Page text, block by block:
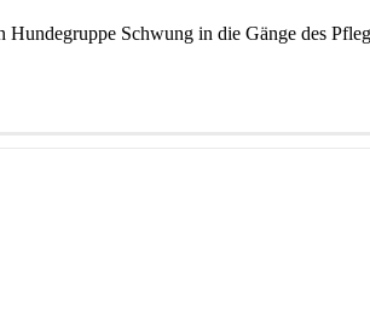
Schwung in die Gänge des